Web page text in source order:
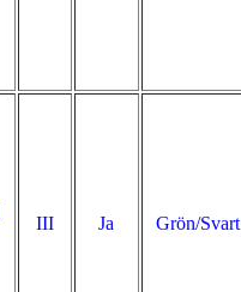
III Ja Grön/Svart